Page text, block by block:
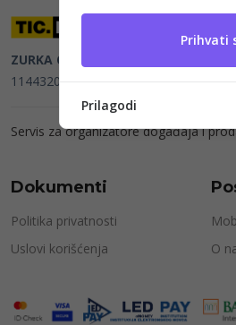
ZURKA CE BITI DOO
114432064, MB 22023195,mail@tic.rs
Servis za organizatore događaja i
Dokumenti
Politika privatnosti
Uslovi korišćenja
O
Prihvati
Prilagodi